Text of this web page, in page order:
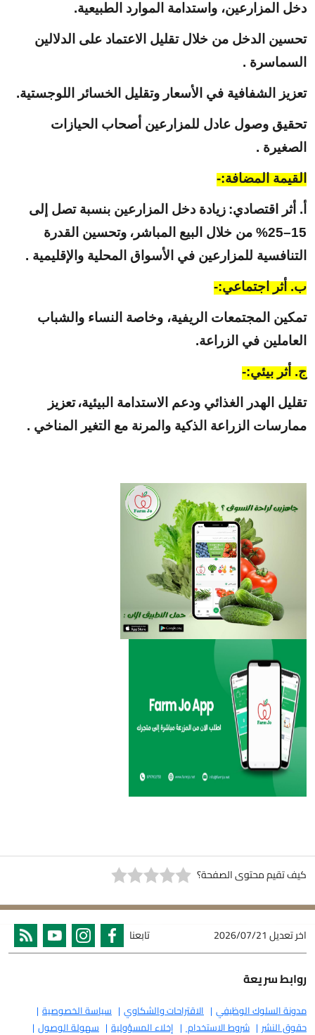
دخل المزارعين، واستدامة الموارد الطبيعية.
تحسين الدخل من خلال تقليل الاعتماد على الدلالين
السماسرة .
تعزيز الشفافية في الأسعار وتقليل الخسائر اللوجستية.
تحقيق وصول عادل للمزارعين أصحاب الحيازات
الصغيرة .
القيمة المضافة:-
أ. أثر اقتصادي: زيادة دخل المزارعين بنسبة تصل إلى
15–25% من خلال البيع المباشر،
وتحسين القدرة
التنافسية للمزارعين في الأسواق المحلية والإقليمية .
ب. أثر اجتماعي:-
تمكين المجتمعات الريفية، وخاصة النساء والشباب
العاملين في الزراعة.
ج. أثر بيئي:-
تقليل الهدر الغذائي ودعم الاستدامة البيئية، تعزيز
ممارسات الزراعة الذكية والمرنة مع التغير المناخي .
كيف تقيم محتوى الصفحة؟
اخر تعديل2026/07/21 تابعنا
روابط سريعة
مدونة السلوك الوظيفي الاقتراحات والشكاوي
سياسة الخصوصية
حقوق النشر
شروط الاستخدام إخلاء المسؤولية سهولة الوصول